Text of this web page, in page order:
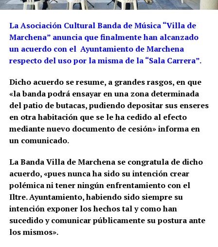
La Asociación Cultural Banda de Música “Villa de
Marchena” anuncia que finalmente han alcanzado
un acuerdo con el Ayuntamiento deMarchena
respecto del uso por la misma de la “Sala Carrera”.
Dicho acuerdo se resume, a grandes rasgos, en que
«la banda podrá ensayar enuna zona determinada
del patio de butacas, pudiendo depositar sus enseres
en otrahabitación que se le ha cedido al efecto
mediante nuevo documento de cesión» informa en
un comunicado.
La Banda Villa de Marchena se congratula de dicho
acuerdo, «pues nunca ha sido su intención crear
polémica ni tener ningún enfrentamiento con el
Iltre. Ayuntamiento,habiendo sido siempre su
intención exponer los hechos tal y como han
sucedido ycomunicar públicamente su postura ante
los mismos».